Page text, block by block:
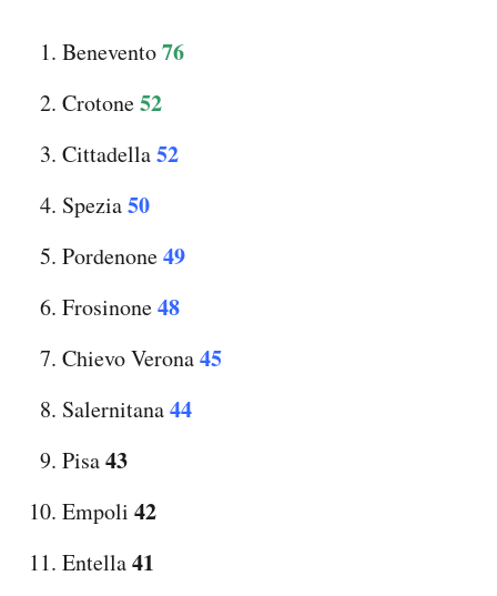
Benevento76
Crotone52
Cittadella52
Spezia50
Pordenone49
Frosinone48
Chievo Verona45
Salernitana44
Pisa43
Empoli 42
Entella41